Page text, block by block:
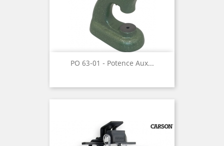
PO 63-01 - Potence Aux...